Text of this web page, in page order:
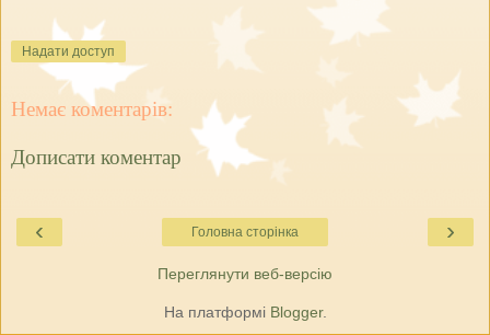
Надати доступ
Немає коментарів:
Дописати коментар
‹ ›
Головна сторінка
Переглянути веб-версію
На платформі Blogger.